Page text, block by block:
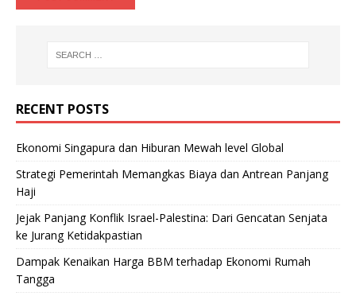
RECENT POSTS
Ekonomi Singapura dan Hiburan Mewah level Global
Strategi Pemerintah Memangkas Biaya dan Antrean Panjang
Haji
Jejak Panjang Konflik Israel-Palestina: Dari Gencatan Senjata
ke Jurang Ketidakpastian
Dampak Kenaikan Harga BBM terhadap Ekonomi Rumah
Tangga